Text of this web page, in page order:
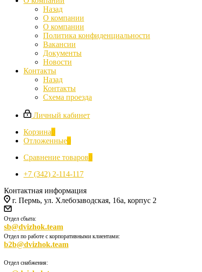
Назад
О компании
О компании
Политика конфиденциальности
Вакансии
Документы
Новости
Контакты
Назад
Контакты
Схема проезда
Личный кабинет
Корзина0
Отложенные0
Сравнение товаров0
+7 (342) 2-114-117
Контактная информация
г. Пермь, ул. Хлебозаводская, 16а, корпус 2
Отдел сбыта:
sb@dvizhok.team
Отдел по работе с корпоративными клиентами:
b2b@dvizhok.team
Отдел снабжения: